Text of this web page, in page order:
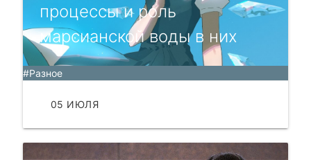
процессы и роль
марсианской воды в них
#Разное
05 ИЮЛЯ